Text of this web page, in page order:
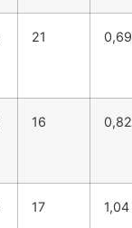
21 0,69
16 0,82
17 1,04